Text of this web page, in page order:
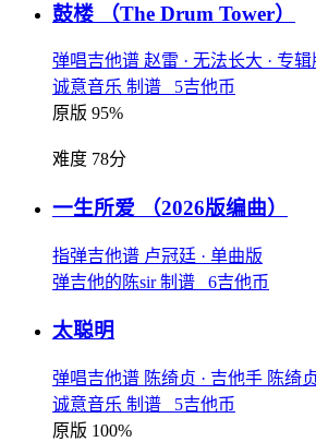
鼓楼 （The Drum Tower）
弹唱吉他谱 赵雷 · 无法长大 · 专辑
诚意音乐 制谱 5吉他币
原版 95%
难度 78分
一生所爱 （2026版编曲）
指弹吉他谱 卢冠廷 · 单曲版
弹吉他的陈sir 制谱 6吉他币
太聪明
弹唱吉他谱 陈绮贞 · 吉他手 陈绮
诚意音乐 制谱 5吉他币
原版 100%